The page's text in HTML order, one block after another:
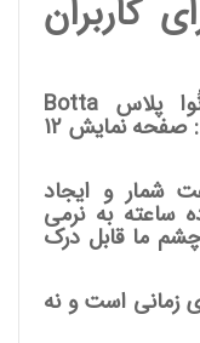
کاربران
پلاس Botta
دارای دو اِلمان ساده است : صفحه نمایش 12
شمار و ایجاد
ساعته به نرمی
ما قابل درک
زمانی است و نه